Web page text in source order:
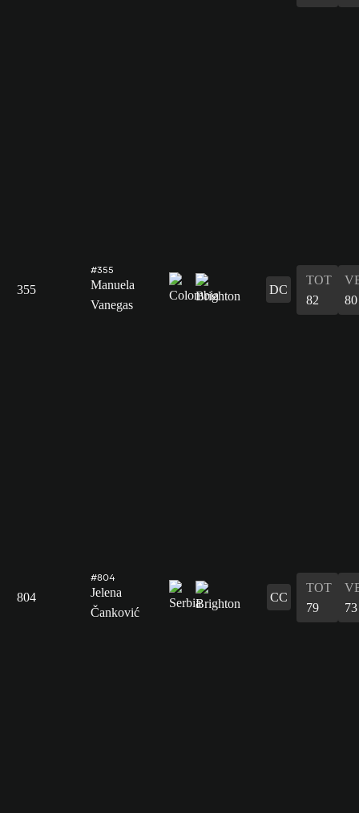
355
#355
Manuela
Vanegas
DC
TOT
82
80
804
#804
Jelena
Čanković
CC
TOT
79
73